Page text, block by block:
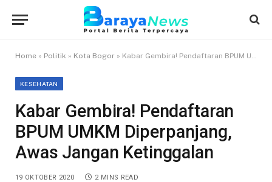
Home » Politik » Kota Bogor » Kabar Gembira! Pendaftaran BPUM UMKM Diperpanjang, Awas Jangan Ketinggalan
KESEHATAN
Kabar Gembira! Pendaftaran
BPUM UMKM Diperpanjang,
Awas Jangan Ketinggalan
19 OKTOBER 2020 2 MINS READ